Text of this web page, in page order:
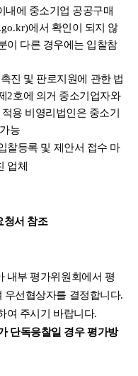
내에 중소기업 공공구매
에서 확인이 되지 않
이 다른 경우에는 입찰참
진 및 판로지원에 관한 법
2호에 의거 중소기업자와
용 비영리법인은 중소기
능
찰등록 및 제안서 접수 마
업체
청서 참조
내부 평가위원회에서 평
우선협상자를 결정합니다.
여 주시기 바랍니다.
단독응찰일 경우 평가방